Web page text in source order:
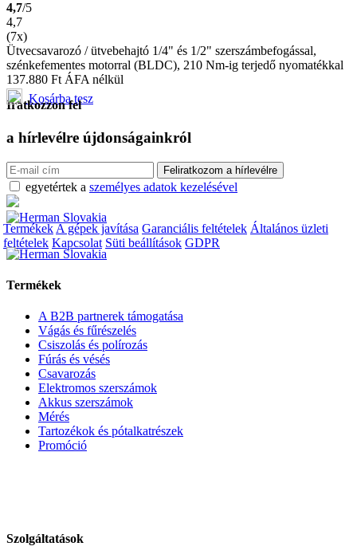
4,7/5
4,7
(7x)
Ütvecsavarozó / ütvebehajtó 1/4" és 1/2" szerszámbefogással,
szénkefementes motorral (BLDC), 210 Nm-ig terjedő nyomatékkal
137.880 Ft ÁFA nélkül
Kosárba tesz
Iratkozzon fel
a hírlevélre újdonságainkról
egyetértek a személyes adatok kezelésével
Termékek A gépek javítása Garanciális feltételek Általános üzleti
feltételek Kapcsolat Süti beállítások GDPR
Termékek
A B2B partnerek támogatása
Vágás és fűrészelés
Csiszolás és polírozás
Fúrás és vésés
Csavarozás
Elektromos szerszámok
Akkus szerszámok
Mérés
Tartozékok és pótalkatrészek
Promóció
Szolgáltatások